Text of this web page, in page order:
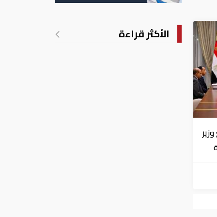
الأكثر قراءة